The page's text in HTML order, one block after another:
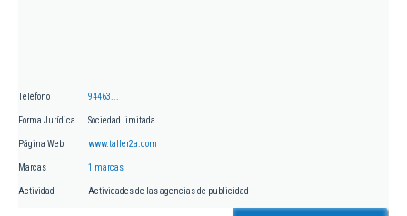
Teléfono 94463...
Forma Jurídica Sociedad limitada
Página Web www.taller2a.com
Marcas 1 marcas
Actividad Actividades de las agencias de publicidad